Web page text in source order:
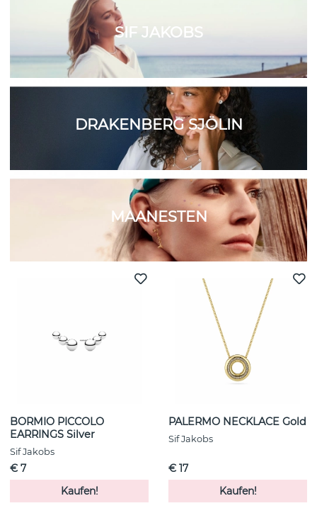
SIF JAKOBS
DRAKENBERG SJÖLIN
MAANESTEN
BORMIO PICCOLO
EARRINGS Silver
Sif Jakobs
€ 7
Kaufen!
PALERMO NECKLACE Gold
Sif Jakobs
€ 17
Kaufen!